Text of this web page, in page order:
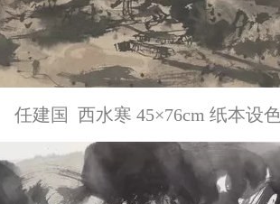
任建国 西水寒 45×76cm 纸本设